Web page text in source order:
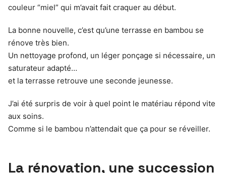
couleur “miel” qui m’avait fait craquer au début.
La bonne nouvelle, c’est qu’une terrasse en bambou se
rénove très bien.
Un nettoyage profond, un léger ponçage si nécessaire, un
saturateur adapté…
et la terrasse retrouve une seconde jeunesse.
J’ai été surpris de voir à quel point le matériau répond vite
aux soins.
Comme si le bambou n’attendait que ça pour se réveiller.
La rénovation, une succession